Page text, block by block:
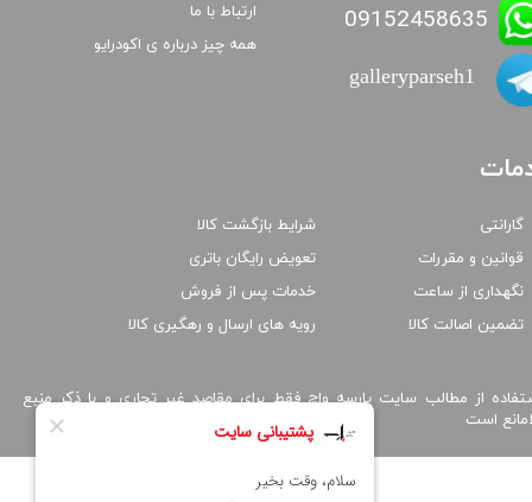
09152458635
از مطالب سایت پارسه واچ فقط برای مقاصد غیر تجاری و با ذکر منبع
است
گارانتی
قوانین و مقررات
نگهداری از ساعت
تضمین اصالت کالا
ارتباط با ما
همه چیز درباره ی اکودرایو
galleryparseh1
شرایط بازگشت کالا
تعویض رایگان باتری
خدمات پس از فروش
رویه های ارسال و رهگیری کالا